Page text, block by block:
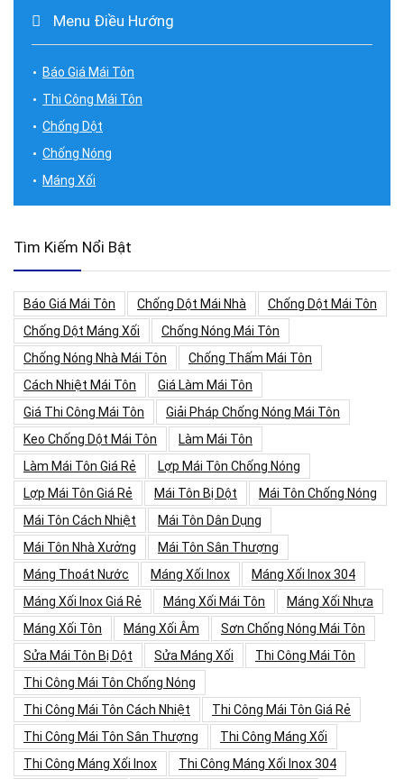
Menu Điều Hướng
Báo Giá Mái Tôn
Thi Công Mái Tôn
Chống Dột
Chống Nóng
Máng Xối
Tìm Kiếm Nổi Bật
Báo Giá Mái Tôn Chống Dột Mái Nhà
Chống Dột Mái Tôn
Chống Dột Máng Xối
Chống Nóng Mái Tôn
Chống Nóng Nhà Mái Tôn
Chống Thấm Mái Tôn
Cách Nhiệt Mái Tôn
Giá Làm Mái Tôn
Giá Thi Công Mái Tôn
Giải Pháp Chống Nóng Mái Tôn
Keo Chống Dột Mái Tôn
Làm Mái Tôn
Làm Mái Tôn Giá Rẻ
Lợp Mái Tôn Chống Nóng
Lợp Mái Tôn Giá Rẻ
Mái Tôn Bị Dột
Mái Tôn Chống Nóng
Mái Tôn Cách Nhiệt
Mái Tôn Dân Dụng
Mái Tôn Nhà Xưởng
Mái Tôn Sân Thượng
Máng Thoát Nước
Máng Xối Inox
Máng Xối Inox 304
Máng Xối Inox Giá Rẻ
Máng Xối Mái Tôn
Máng Xối Nhựa
Máng Xối Tôn
Máng Xối Âm
Sơn Chống Nóng Mái Tôn
Sửa Mái Tôn Bị Dột
Sửa Máng Xối
Thi Công Mái Tôn
Thi Công Mái Tôn Chống Nóng
Thi Công Mái Tôn Cách Nhiệt
Thi Công Mái Tôn Giá Rẻ
Thi Công Mái Tôn Sân Thượng
Thi Công Máng Xối
Thi Công Máng Xối Inox
Thi Công Máng Xối Inox 304